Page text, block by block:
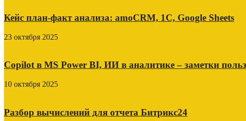
Кейс план-факт анализа: amoCRM, 1C, Google Sheets
23 октября 2025
Copilot в MS Power BI, ИИ в аналитике – заметки
10 октября 2025
Разбор вычислений для отчета Битрикс24